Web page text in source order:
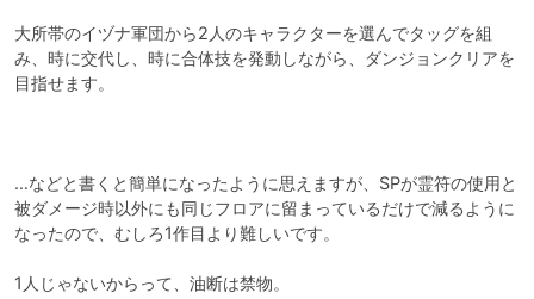
大所帯のイヅナ軍団から2人のキャラクターを選んでタッグを組
み、時に交代し、時に合体技を発動しながら、ダンジョンクリアを
目指せます。
…などと書くと簡単になったように思えますが、SPが霊符の使用と
被ダメージ時以外にも同じフロアに留まっているだけで減るように
なったので、むしろ1作目より難しいです。
1人じゃないからって、油断は禁物。